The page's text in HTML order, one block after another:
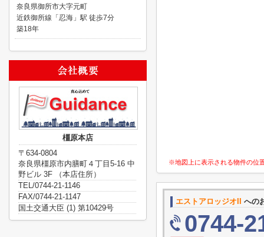
※地図上に表示される物件の位
エストアロッジオII への
0744-
奈良県御所市大字元町
近鉄御所線「忍海」駅 徒歩7分
築18年
橿原本店
〒634-0804
奈良県橿原市内膳町４丁目5-16 中
野ビル 3F （本店住所）
TEL/0744-21-1146
FAX/0744-21-1147
国土交通大臣 (1) 第10429号